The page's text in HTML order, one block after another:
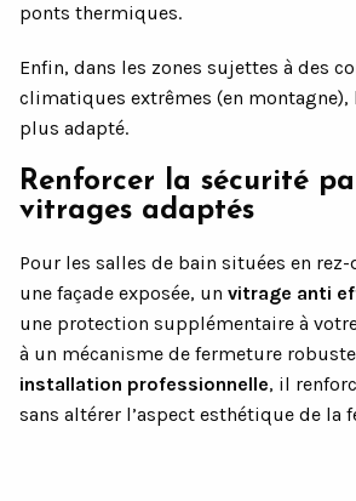
ponts thermiques.
Enfin, dans les zones sujettes à des
climatiques extrêmes (en montagne),
plus adapté.
Renforcer la sécurité
vitrages adaptés
Pour les salles de bain situées en
une façade exposée, un vitrage anti
une protection supplémentaire à
à un mécanisme de fermeture
installation professionnelle, il
sans altérer l’aspect esthétique de la